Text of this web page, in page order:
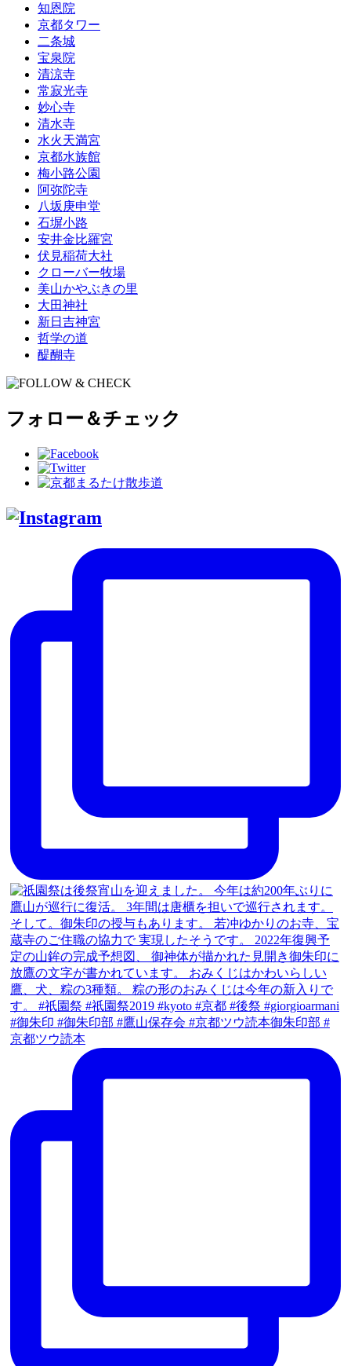
知恩院
京都タワー
二条城
宝泉院
清涼寺
常寂光寺
妙心寺
清水寺
水火天満宮
京都水族館
梅小路公園
阿弥陀寺
八坂庚申堂
石塀小路
安井金比羅宮
伏見稲荷大社
クローバー牧場
美山かやぶきの里
大田神社
新日吉神宮
哲学の道
醍醐寺
フォロー＆チェック